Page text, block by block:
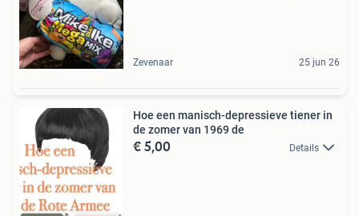
Zevenaar 25 jun 26
Hoe een manisch-depressieve tiener in
de zomer van 1969 de
€ 5,00 Details